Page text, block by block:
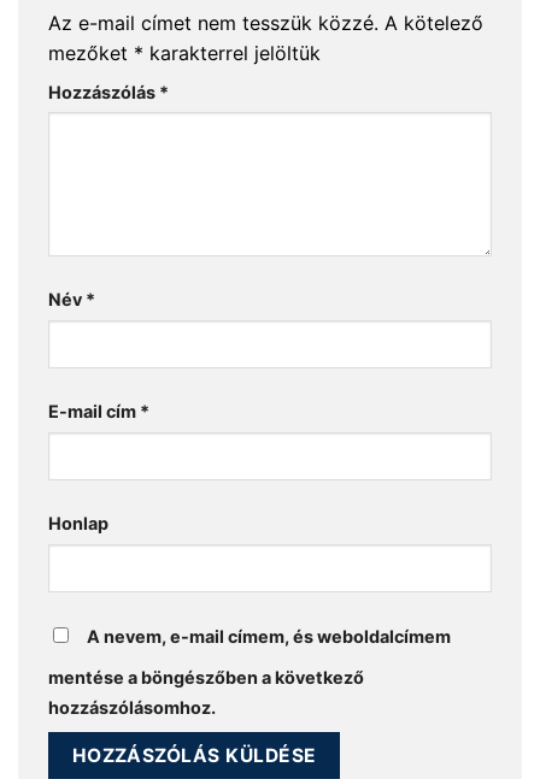
Az e-mail címet nem tesszük közzé. A kötelező
mezőket * karakterrel jelöltük
Hozzászólás *
Név *
E-mail cím *
Honlap
A nevem, e-mail címem, és weboldalcímem
mentése a böngészőben a következő
hozzászólásomhoz.